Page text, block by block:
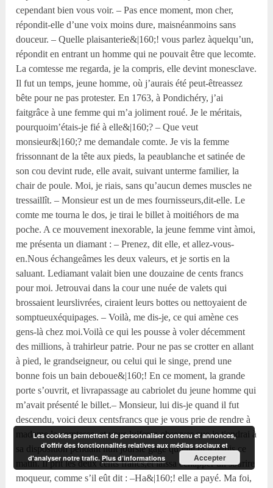
Les cookies permettent de personnaliser contenu et annonces,
d'offrir des fonctionnalités relatives aux médias sociaux et
d'analyser notre trafic.Plus d’informations Accepter